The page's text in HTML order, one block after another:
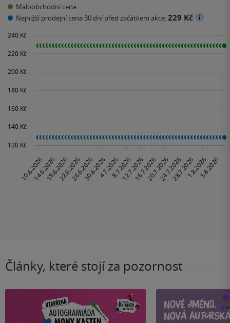
Maloobchodní cena
Nejnižší prodejní cena 30 dní před začátkem akce:229 Kč
Články, které stojí za pozornost